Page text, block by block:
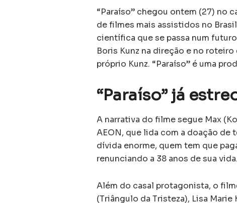
“Paraíso” chegou ontem (27) no
de filmes mais assistidos no
científica que se passa num
Boris Kunz na direção e no
próprio Kunz. “Paraíso” é uma
“Paraíso” já
A narrativa do filme segue Max
AEON, que lida com a doação de
dívida enorme, quem tem que
renunciando a 38 anos de sua
Além do casal protagonista, o
(Triângulo da Tristeza), Lisa